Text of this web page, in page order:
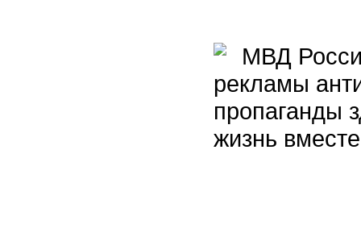
МВД
рекламы
пропаганды
жизнь